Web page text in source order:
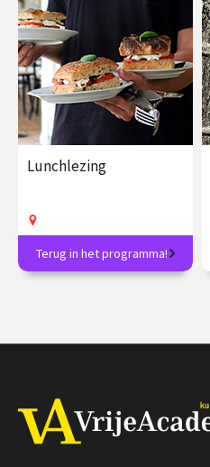
€ 17.50
Speeltijd 1 uur
VAthuis
Lunchlezing
Elke week een verrassend
onderwerp en inclusief
aug.
Terug in het programma!